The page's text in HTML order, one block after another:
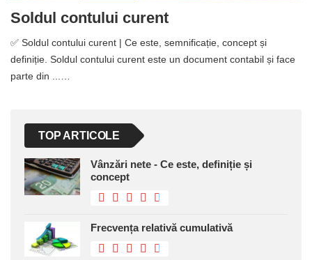
Soldul contului curent
✅ Soldul contului curent | Ce este, semnificație, concept și
definiție. Soldul contului curent este un document contabil și face
parte din ...…
TOP ARTICOLE
Vânzări nete - Ce este, definiție și
concept
Frecvența relativă cumulativă